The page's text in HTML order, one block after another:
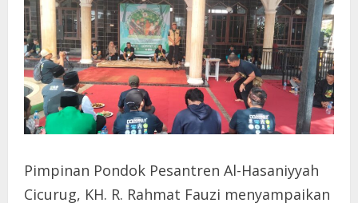
Pimpinan Pondok Pesantren Al-Hasaniyyah
Cicurug, KH. R. Rahmat Fauzi menyampaikan